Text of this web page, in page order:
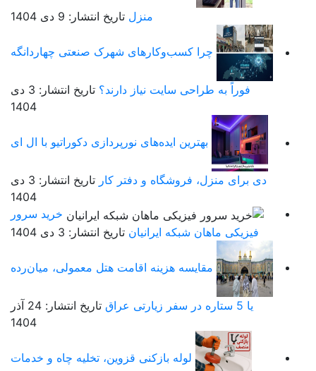
منزل تاریخ انتشار: 9 دی 1404
چرا کسب‌وکارهای شهرک صنعتی چهاردانگه
فوراً به طراحی سایت نیاز دارند؟
تاریخ انتشار: 3 دی
1404
بهترین ایده‌های نورپردازی دکوراتیو با ال ای
دی برای منزل، فروشگاه و دفتر کار
تاریخ انتشار: 3 دی
1404
خرید سرور
فیزیکی ماهان شبکه ایرانیان تاریخ انتشار: 3 دی 1404
مقایسه هزینه اقامت هتل معمولی، میان‌رده
تاریخ انتشار: 24 آذر
1404
لوله بازکنی قزوین، تخلیه چاه و خدمات